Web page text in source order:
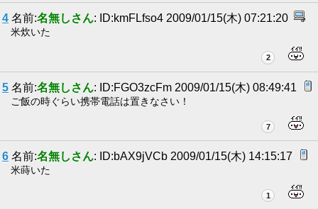
4 名前:名無しさん: ID:kmFLfso4 2009/01/15(木) 07:21:20
米炊いた
2
5 名前:名無しさん: ID:FGO3zcFm 2009/01/15(木) 08:49:41
ご飯の時ぐらい携帯電話は置きなさい！
7
6 名前:名無しさん: ID:bAX9jVCb 2009/01/15(木) 14:15:17
米蒔いた
1